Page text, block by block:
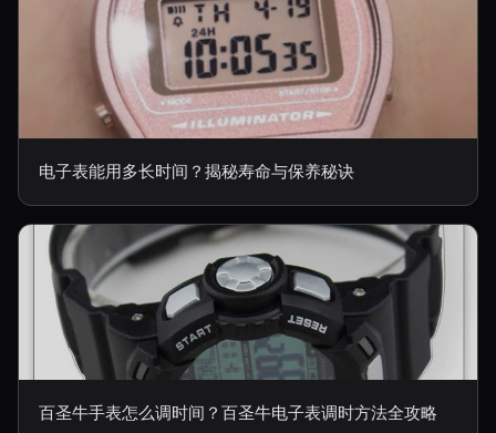
电子表能用多长时间？揭秘寿命与保养秘诀
百圣牛手表怎么调时间？百圣牛电子表调时方法全攻略